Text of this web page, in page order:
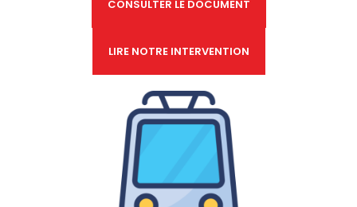
CONSULTER LE DOCUMENT
LIRE NOTRE INTERVENTION